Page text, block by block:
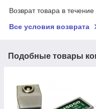
Возврат товара в
Все условия возврата
Подобные товары